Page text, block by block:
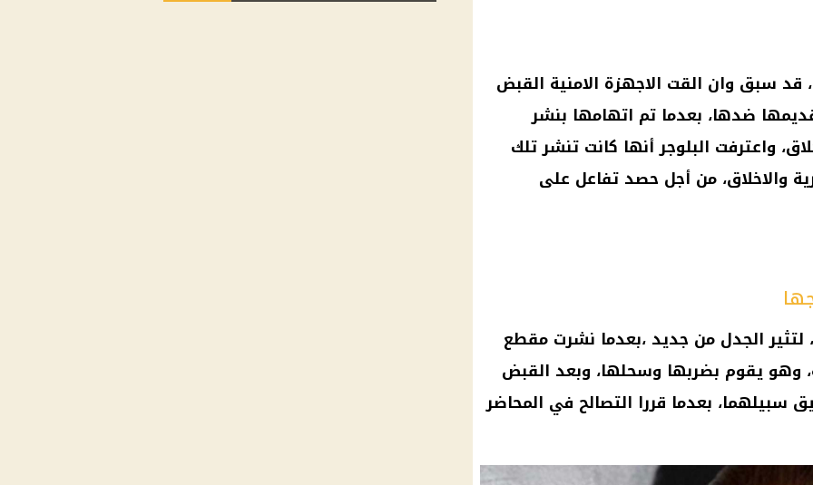
قد سبق وان القت الاجهزة الامنية القبض
ضدها، بعدما تم اتهامها بنشر
واعترفت البلوجر أنها كانت تنشر تلك
والاخلاق، من أجل حصد تفاعل على
لتثير الجدل من جديد ،بعدما نشرت مقطع
وهو يقوم بضربها وسحلها، وبعد القبض
سبيلهما، بعدما قررا التصالح في المحاضر